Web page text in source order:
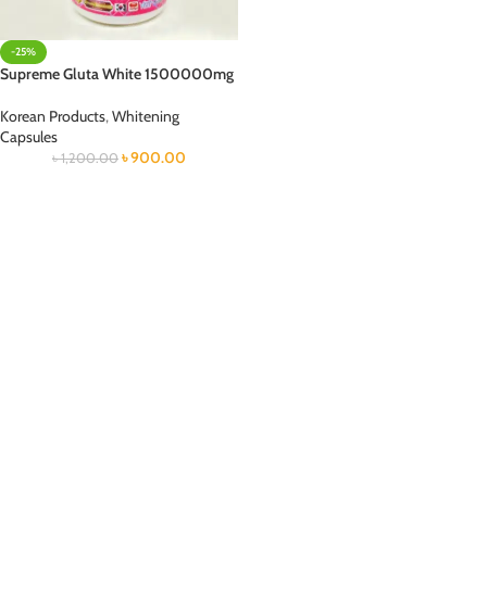
-25%
Supreme Gluta White 1500000mg
Korean Products,Whitening
Capsules
৳1,200.00 ৳900.00